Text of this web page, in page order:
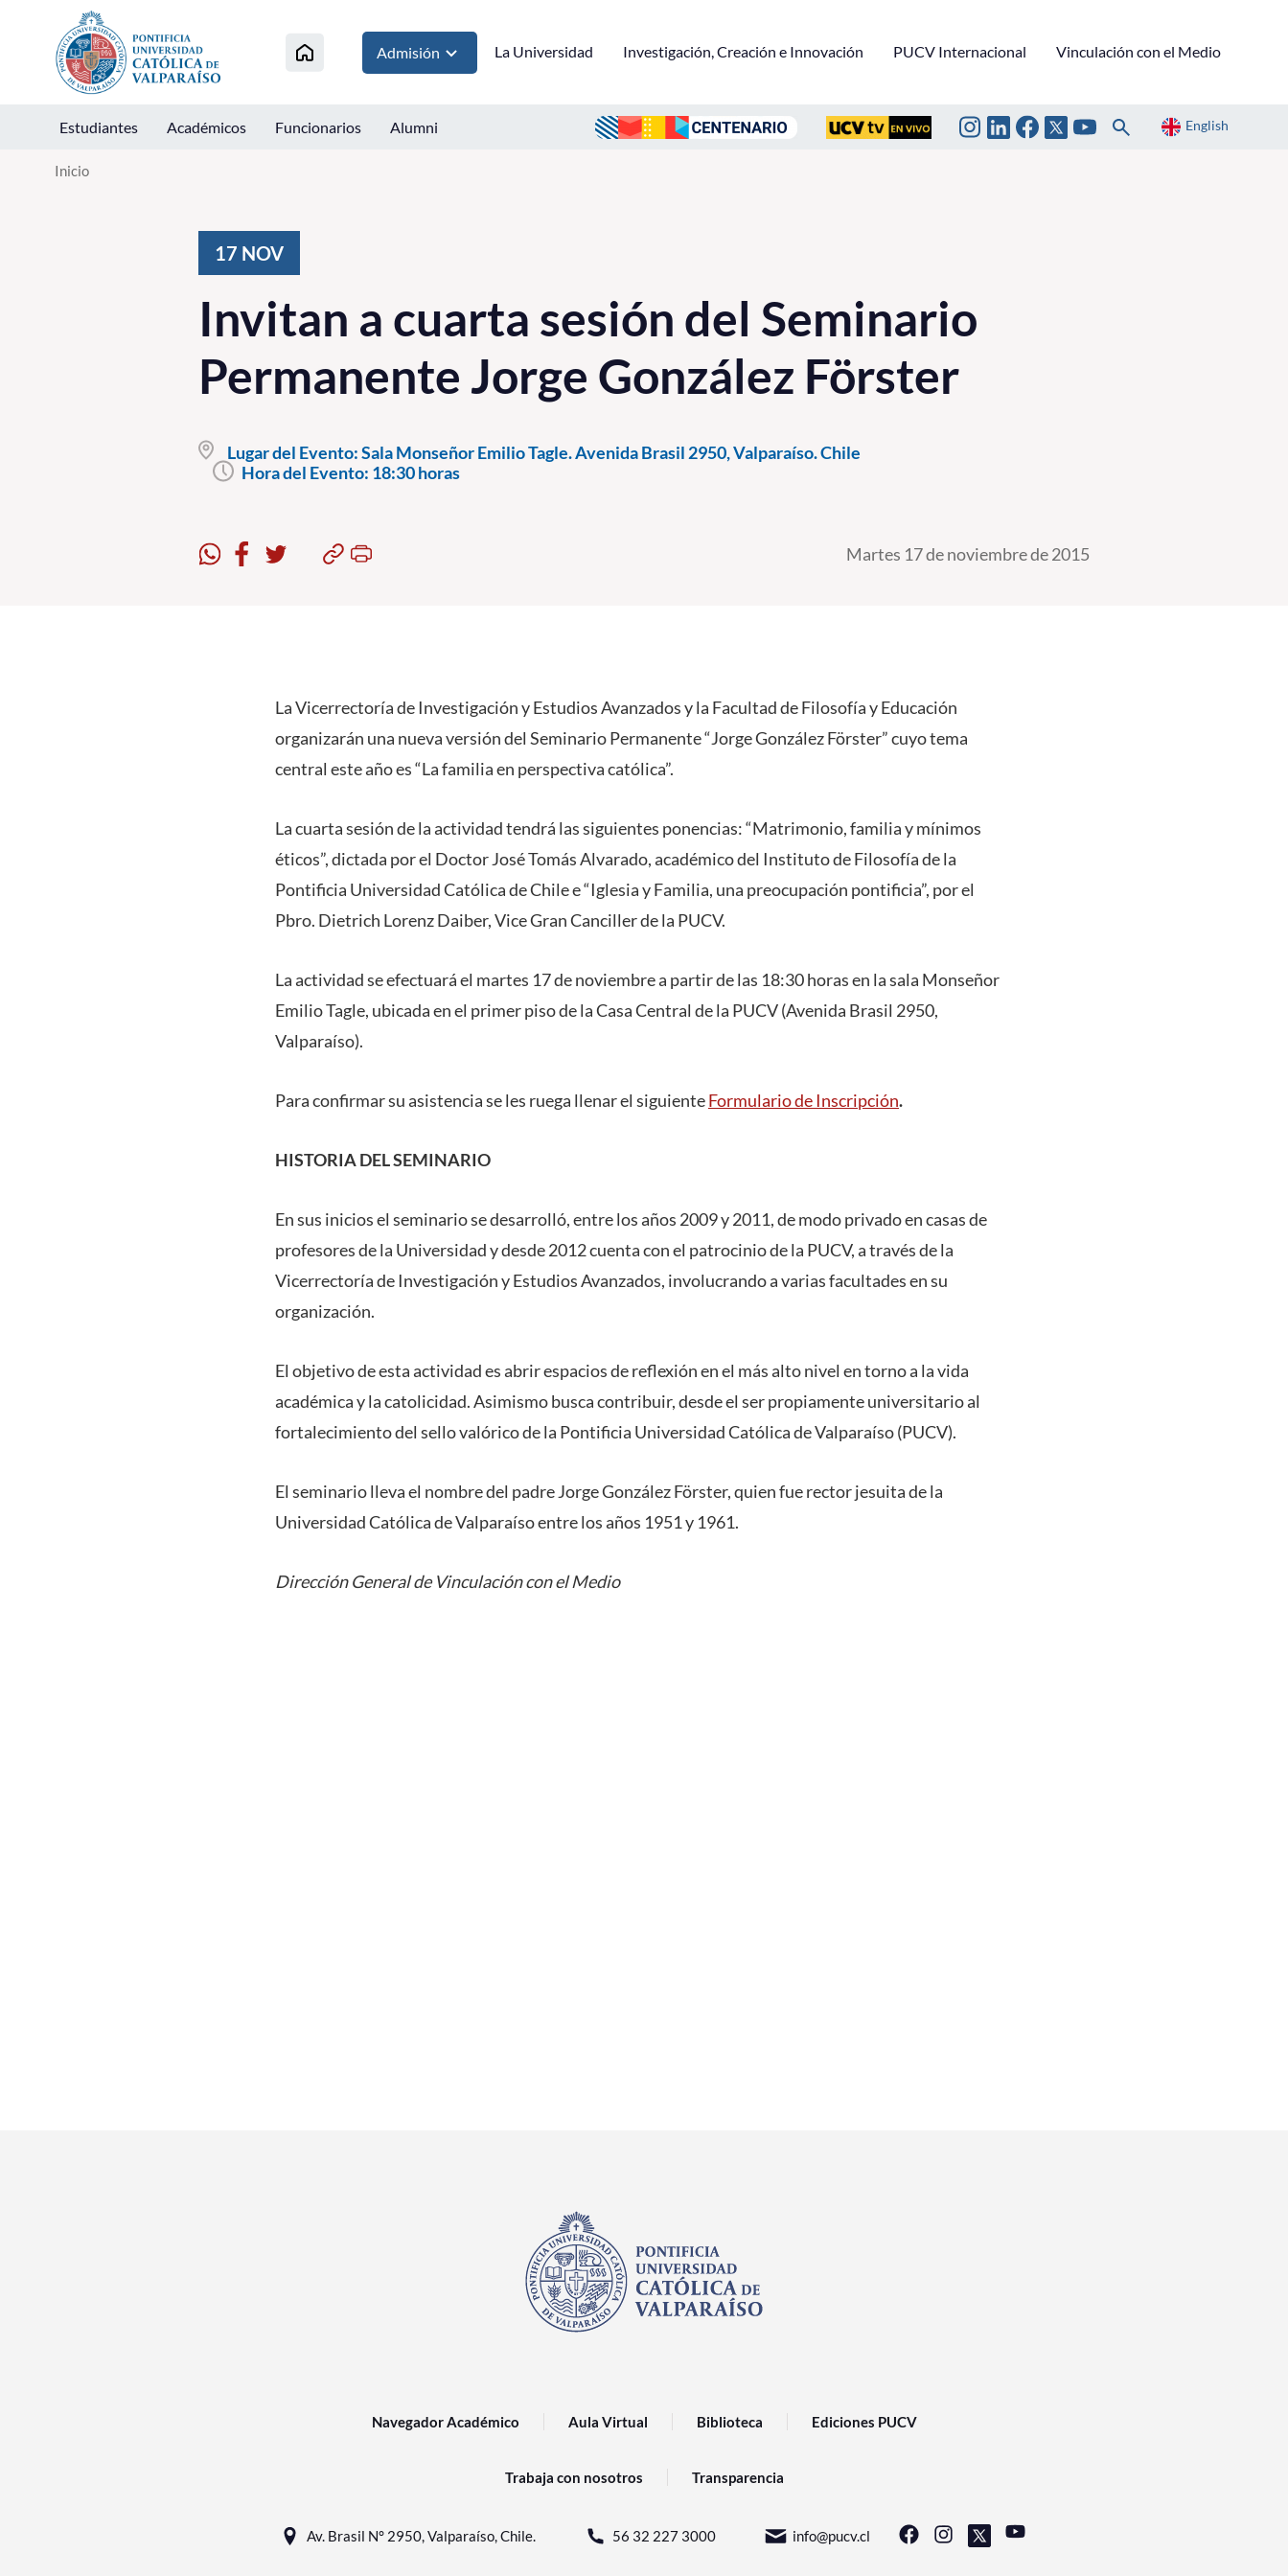
Click acá para ir directamente al contenido
Admisión La Universidad Investigación, Creación e Innovación PUCV Internacional Vinculación con el Medio
Estudiantes Académicos Funcionarios Alumni English
Inicio
17 NOV
Invitan a cuarta sesión del Seminario
Permanente Jorge González Förster
Lugar del Evento:Sala Monseñor Emilio Tagle. Avenida Brasil 2950, Valparaíso. Chile
Hora del Evento: 18:30 horas
Martes 17 de noviembre de 2015
La Vicerrectoría de Investigación y Estudios Avanzados y la Facultad de Filosofía y Educación
organizarán una nueva versión del Seminario Permanente “Jorge González Förster” cuyo tema
central este año es “La familia en perspectiva católica”.
La cuarta sesión de la actividad tendrá las siguientes ponencias: “Matrimonio, familia y mínimos
éticos”, dictada por el Doctor José Tomás Alvarado, académico del Instituto de Filosofía de la
Pontificia Universidad Católica de Chile e “Iglesia y Familia, una preocupación pontificia”, por el
Pbro. Dietrich Lorenz Daiber, Vice Gran Canciller de la PUCV.
La actividad se efectuará el martes 17 de noviembre a partir de las 18:30 horas en la sala Monseñor
Emilio Tagle, ubicada en el primer piso de la Casa Central de la PUCV (Avenida Brasil 2950,
Valparaíso).
Para confirmar su asistencia se les ruega llenar el siguienteFormulario de Inscripción.
HISTORIA DEL SEMINARIO
En sus inicios el seminario se desarrolló, entre los años 2009 y 2011, de modo privado en casas de
profesores de la Universidad y desde 2012 cuenta con el patrocinio de la PUCV, a través de la
Vicerrectoría de Investigación y Estudios Avanzados, involucrando a varias facultades en su
organización.
El objetivo de esta actividad es abrir espacios de reflexión en el más alto nivel en torno a la vida
académica y la catolicidad. Asimismo busca contribuir, desde el ser propiamente universitario al
fortalecimiento del sello valórico de la Pontificia Universidad Católica de Valparaíso (PUCV).
El seminario lleva el nombre del padre Jorge González Förster, quien fue rector jesuita de la
Universidad Católica de Valparaíso entre los años 1951 y 1961.
Dirección General de Vinculación con el Medio
Navegador Académico Aula Virtual Biblioteca Ediciones PUCV
Trabaja con nosotros Transparencia
Av. Brasil N° 2950, Valparaíso, Chile. 56 32 227 3000 info@pucv.cl